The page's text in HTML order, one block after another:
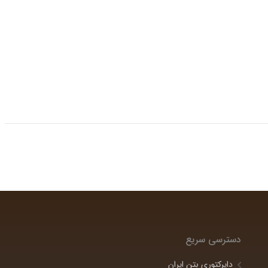
دسترسی سریع
دایرکتوری بتن ایران